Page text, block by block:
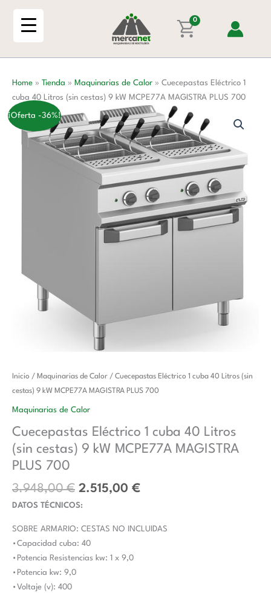
0
Home » Tienda » Maquinarias de Calor » Cuecepastas Eléctrico 1
cuba 40 Litros (sin cestas) 9 kW MCPE77A MAGISTRA PLUS 700
¡Oferta -36%!
Inicio / Maquinarias de Calor / Cuecepastas Eléctrico 1 cuba 40 Litros (sin
cestas) 9 kW MCPE77A MAGISTRA PLUS 700
Maquinarias de Calor
Cuecepastas Eléctrico 1 cuba 40 Litros
(sin cestas) 9 kW MCPE77A MAGISTRA
PLUS 700
3.948,00€
El
precio
original
3.948,00 €.
2.515,00 €
El
precio
2.515,00 €.
DATOS TÉCNICOS:
SOBRE ARMARIO: CESTAS NO INCLUIDAS
•Capacidad cuba: 40
•Potencia Resistencias kw: 1 x 9,0
•Potencia kw: 9,0
•Voltaje (v): 400
Cuecepastas
Eléctrico
1
40
Litros
(sin
9
kW
PLUS
Litros
(sin
9
kW
MCPE77A
MAGISTRA
PLUS